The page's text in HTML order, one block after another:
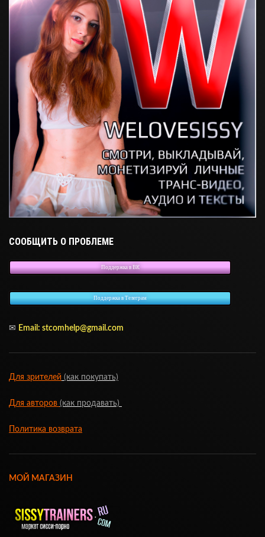
СООБЩИТЬ О ПРОБЛЕМЕ
Поддержка в ВК
Поддержка в Телеграм
✉ Email: stcomhelp@gmail.com
Для зрителей (как покупать)
Для авторов (как продавать)
Политика возврата
МОЙ МАГАЗИН